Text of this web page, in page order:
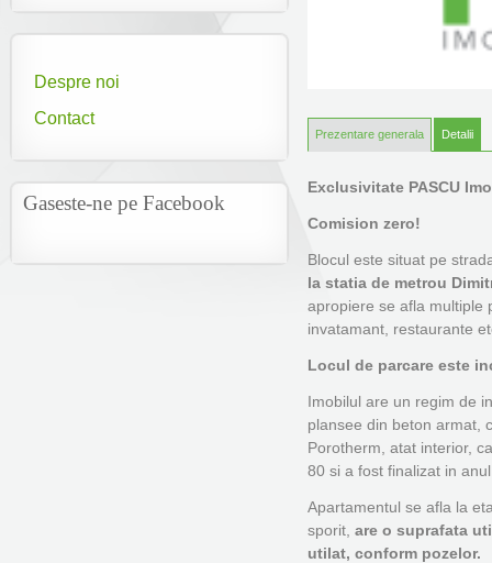
Despre noi
Contact
Gaseste-ne pe Facebook
Prezentare generala Detalii
Exclusivitate PASCU
Comision zero!
Blocul este situat pe
la statia de metrou
apropiere se afla multiple
invatamant, restaurante
Locul de parcare este
Imobilul are un regim de
plansee din beton armat,
Porotherm, atat interior,
80 si a fost finalizat in
Apartamentul se afla la
sporit, are o suprafata
utilat, conform pozelor.